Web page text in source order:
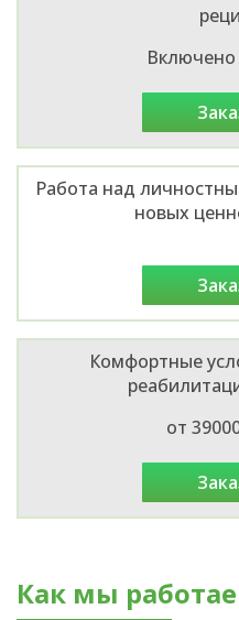
Включено
Работа над
новых
Комфортные
от
Как мы